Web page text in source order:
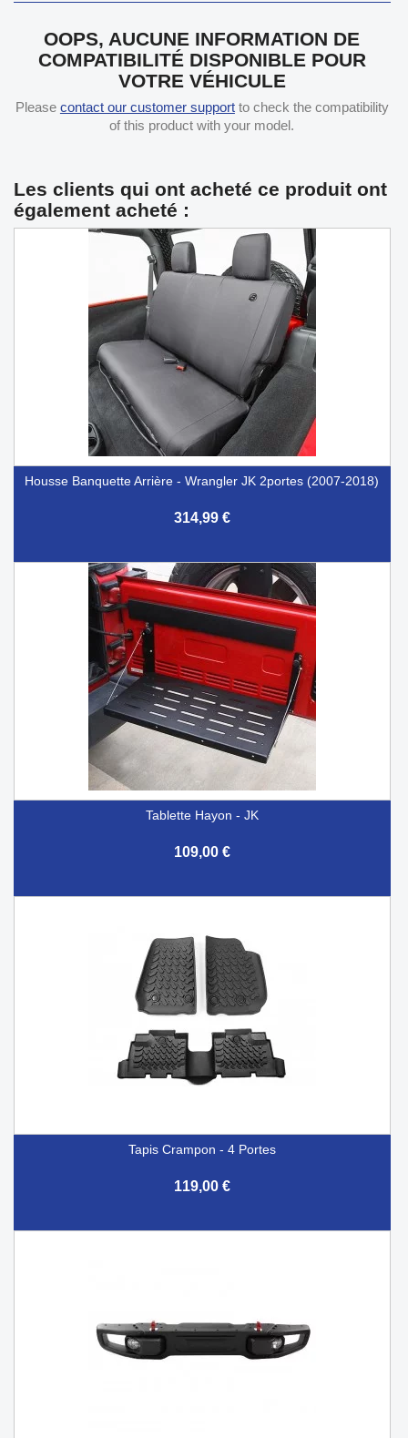
OOPS, AUCUNE INFORMATION DE
COMPATIBILITÉ DISPONIBLE POUR
VOTRE VÉHICULE
Please contact our customer supportto check the compatibility
of this product with your model.
Les clients qui ont acheté ce produit ont
également acheté :
Housse Banquette Arrière - Wrangler JK 2portes (2007-2018)
314,99 €
Tablette Hayon - JK
109,00 €
Tapis Crampon - 4 Portes
119,00 €